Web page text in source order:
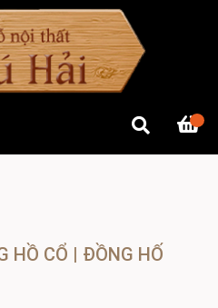
HỒ CỔ | ĐỒNG HỐ